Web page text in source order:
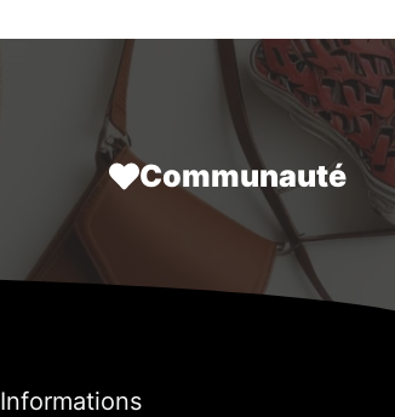
Communauté
Informations